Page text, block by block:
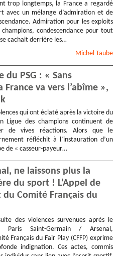
trop longtemps, la France a regardé
avec un mélange d’admiration et de
Admiration pour les exploits
champions, condescendance pour tout
cachait derrière les…
Michel Taube
du PSG : « Sans
va vers l’abîme »,
qui ont éclaté après la victoire du
Ligue des champions continuent de
de vives réactions. Alors que le
réfléchit à l’instauration d’un
de « casseur-payeur…
ne laissons plus la
du sport ! L’Appel de
Comité Français du
des violences survenues après le
Paris Saint-Germain / Arsenal,
Français du Fair Play (CFFP) exprime
indignation. Ces actes, commis